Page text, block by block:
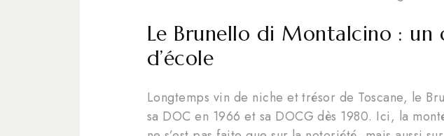
Le Brunello di Montalcino : un
d’école
Longtemps vin de niche et trésor de Toscane, le
sa DOC en 1966 et sa DOCG dès 1980. Ici, la